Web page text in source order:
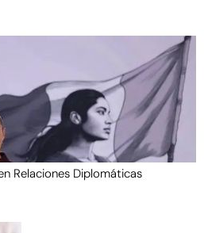
Relaciones Diplomáticas